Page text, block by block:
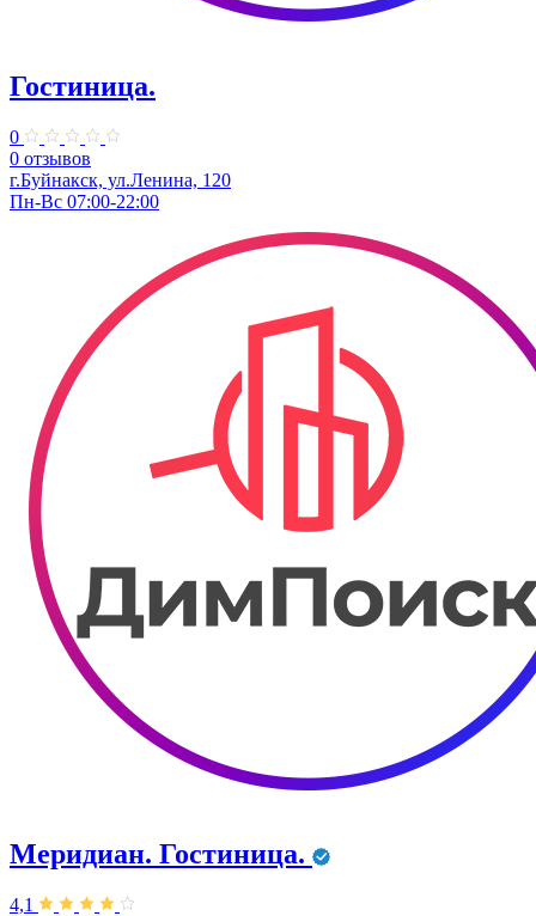
Гостиница.
0
0 отзывов
г.Буйнакск, ул.Ленина, 120
Пн-Вс 07:00-22:00
Меридиан. Гостиница.
4,1